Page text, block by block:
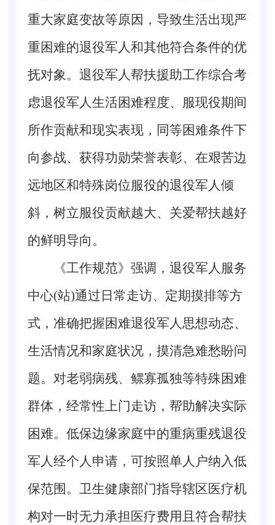
重大家庭变故等原因，导致生活出现严
重困难的退役军人和其他符合条件的优
抚对象。退役军人帮扶援助工作综合考
虑退役军人生活困难程度、服现役期间
所作贡献和现实表现，同等困难条件下
向参战、获得功勋荣誉表彰、在艰苦边
远地区和特殊岗位服役的退役军人倾
斜，树立服役贡献越大、关爱帮扶越好
的鲜明导向。
《工作规范》强调，退役军人服务
中心(站)通过日常走访、定期摸排等方
式，准确把握困难退役军人思想动态、
生活情况和家庭状况，摸清急难愁盼问
题。对老弱病残、鳏寡孤独等特殊困难
群体，经常性上门走访，帮助解决实际
困难。低保边缘家庭中的重病重残退役
军人经个人申请，可按照单人户纳入低
保范围。卫生健康部门指导辖区医疗机
构对一时无力承担医疗费用且符合帮扶